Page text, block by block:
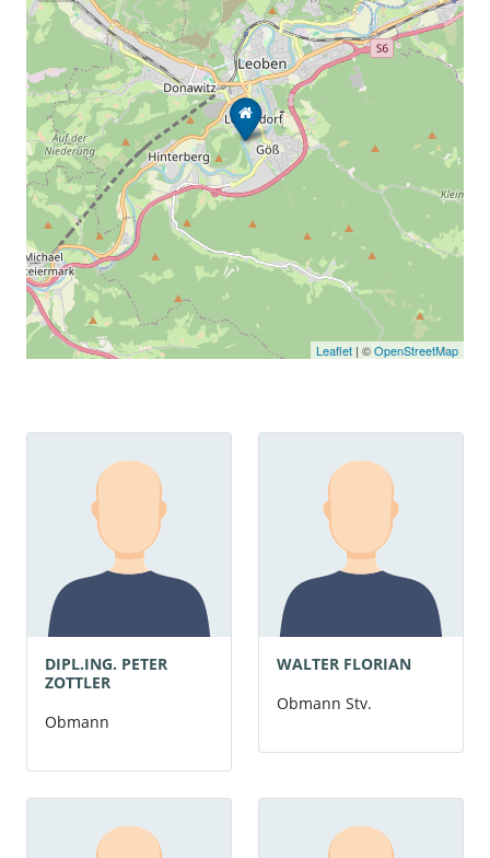
Leaflet | ©OpenStreetMap
DIPL.ING. PETER
ZOTTLER
Obmann
WALTER FLORIAN
Obmann Stv.